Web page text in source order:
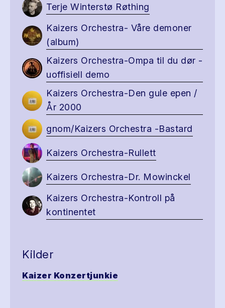
Terje Winterstø Røthing
Kaizers Orchestra- Våre demoner
(album)
Kaizers Orchestra-Ompa til du dør -
uoffisiell demo
Kaizers Orchestra-Den gule epen /
År 2000
gnom/Kaizers Orchestra -Bastard
Kaizers Orchestra-Rullett
Kaizers Orchestra-Dr. Mowinckel
Kaizers Orchestra-Kontroll på
kontinentet
Kilder
Kaizer Konzertjunkie